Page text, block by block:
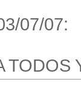
07/07:
TODOS